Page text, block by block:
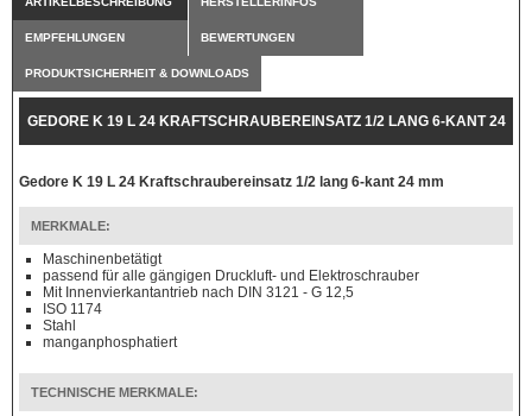
EMPFEHLUNGEN BEWERTUNGEN
PRODUKTSICHERHEIT & DOWNLOADS
GEDORE K 19 L 24 KRAFTSCHRAUBEREINSATZ 1/2 LANG 6-KANT 24
Gedore K 19 L 24 Kraftschraubereinsatz 1/2 lang 6-kant 24 mm
MERKMALE:
Maschinenbetätigt
passend für alle gängigen Druckluft- und Elektroschrauber
Mit Innenvierkantantrieb nach DIN 3121 - G 12,5
ISO 1174
Stahl
manganphosphatiert
TECHNISCHE MERKMALE: